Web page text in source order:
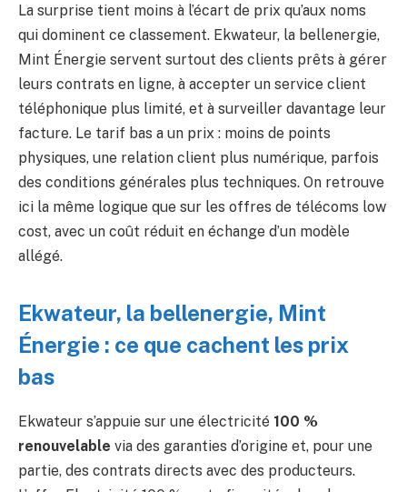
La surprise tient moins à l’écart de prix qu’aux noms
qui dominent ce classement. Ekwateur, la bellenergie,
Mint Énergie servent surtout des clients prêts à gérer
leurs contrats en ligne, à accepter un service client
téléphonique plus limité, et à surveiller davantage leur
facture. Le tarif bas a un prix : moins de points
physiques, une relation client plus numérique, parfois
des conditions générales plus techniques. On retrouve
ici la même logique que sur les offres de télécoms low
cost, avec un coût réduit en échange d’un modèle
allégé.
Ekwateur, la bellenergie, Mint
Énergie : ce que cachent les prix
bas
Ekwateur s’appuie sur une électricité 100 %
renouvelable via des garanties d’origine et, pour une
partie, des contrats directs avec des producteurs.